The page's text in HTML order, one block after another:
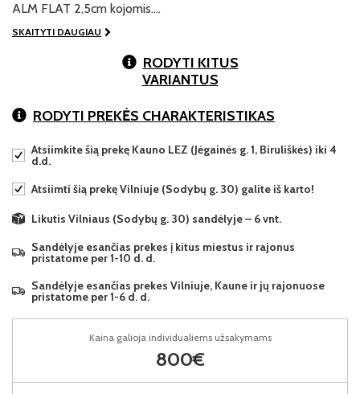
ALM FLAT 2,5cm kojomis.…
SKAITYTI DAUGIAU
RODYTI KITUS
VARIANTUS
RODYTI PREKĖS CHARAKTERISTIKAS
Atsiimkite šią prekę Kauno LEZ (Jėgainės g. 1, Biruliškės) iki 4
d.d.
Atsiimti šią prekę Vilniuje (Sodybų g. 30) galite iš karto!
Likutis Vilniaus (Sodybų g. 30) sandėlyje – 6 vnt.
Sandėlyje esančias prekes į kitus miestus ir rajonus
pristatome per 1-10 d. d.
Sandėlyje esančias prekes Vilniuje, Kaune ir jų rajonuose
pristatome per 1-6 d. d.
Kaina galioja individualiems užsakymams
800€